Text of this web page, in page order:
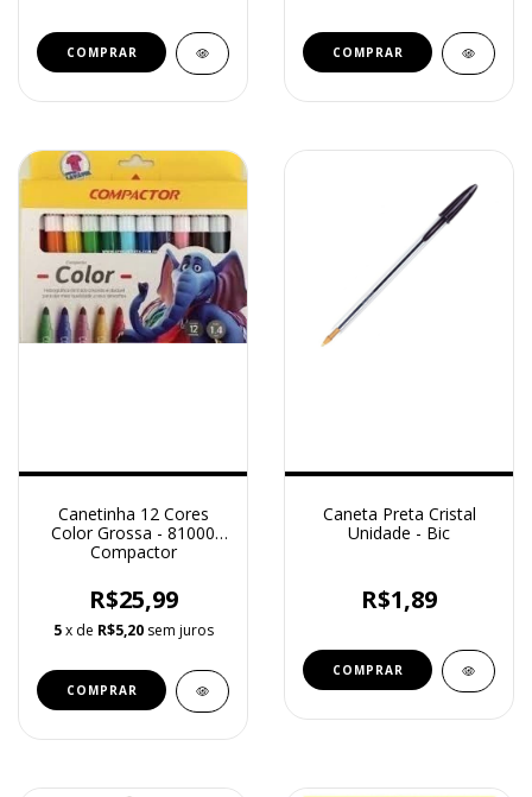
COMPRAR
Canetinha 12 Cores
Color Grossa - 81000
Compactor
R$25,99
5 x de R$5,20 sem juros
Caneta Preta Cristal
Unidade - Bic
R$1,89